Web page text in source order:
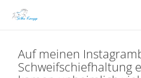
Auf meinen
Schweifschiefhaltung